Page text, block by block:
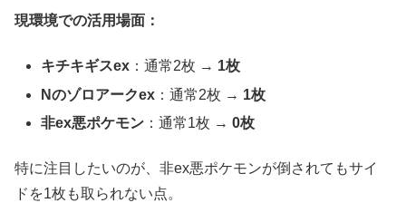
現環境での活用場面：
キチキギスex ：通常2枚 → 1枚
Nのゾロアークex ：通常2枚 → 1枚
非ex悪ポケモン ：通常1枚 →0枚
特に注目したいのが、非ex悪ポケモンが倒されてもサイ
ドを1枚も取られない点。